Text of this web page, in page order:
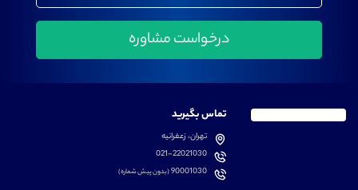
تماس بگیرید
تهران، زعفرانیه
021-22021030
90001030(بدون پیش شماره)